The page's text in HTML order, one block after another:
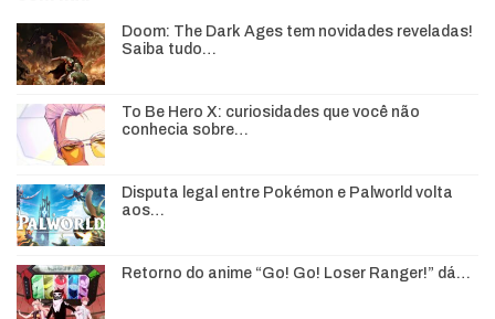
Doom: The Dark Ages tem novidades reveladas!
Saiba tudo…
To Be Hero X: curiosidades que você não
conhecia sobre…
Disputa legal entre Pokémon e Palworld volta
aos…
Retorno do anime “Go! Go! Loser Ranger!” dá…